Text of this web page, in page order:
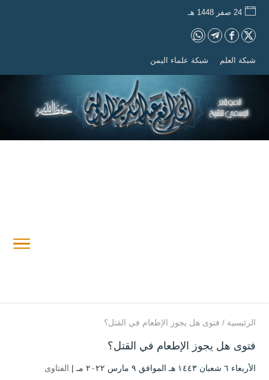
24 صفر 1448 هـ
شبكة العلم شبكة علماء اليمن
الرئيسية / فتوى هل يجوز الإطعام في القتل؟
فتوى هل يجوز الإطعام في القتل؟
الأربعاء ٦ شعبان ۱٤٤۳ هـ الموافق ۹ مارس ۲۰۲۲ مـ | الفتاوى